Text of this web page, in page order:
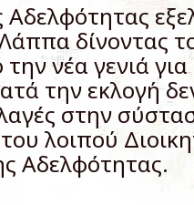
δίνοντας
νέα γενιά
την εκλογή
στην
λοιπού
Αδελφότητας.